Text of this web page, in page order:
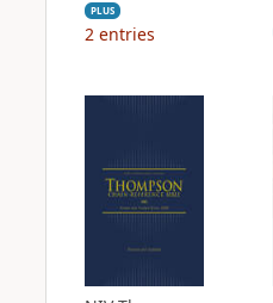
PLUS
2 entries